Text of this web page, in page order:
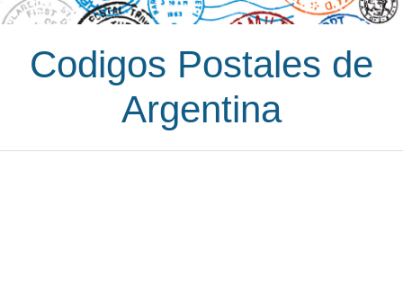
Codigos Postales de
Argentina